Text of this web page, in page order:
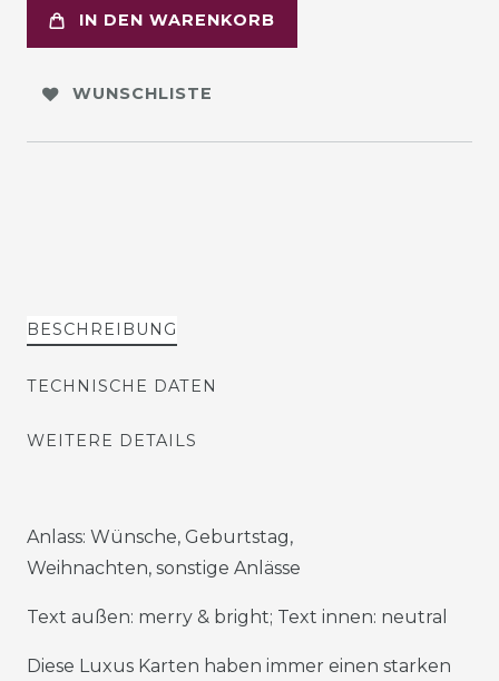
IN DEN WARENKORB
WUNSCHLISTE
BESCHREIBUNG
TECHNISCHE DATEN
WEITERE DETAILS
Anlass: Wünsche, Geburtstag,
Weihnachten, sonstige Anlässe
Text außen: merry & bright; Text innen: neutral
Diese Luxus Karten haben immer einen starken